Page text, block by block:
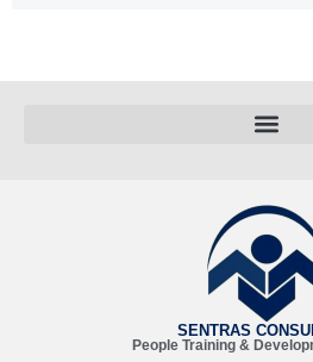
SENTRAS
People Training &